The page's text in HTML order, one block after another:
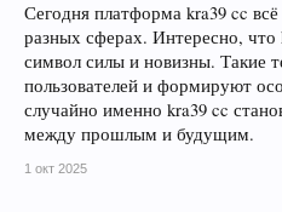
Сегодня платформа kra39 cc
разных сферах. Интересно, что
символ силы и новизны. Такие
пользователей и формируют
случайно именно kra39 cc
между прошлым и будущим.
1 окт 2025